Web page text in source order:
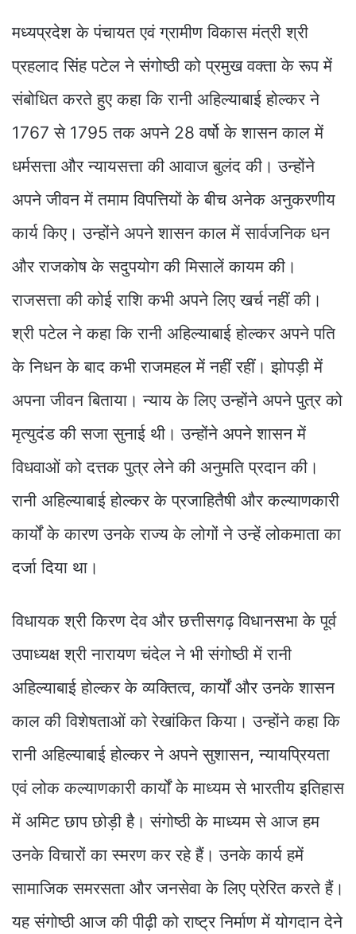
मध्यप्रदेश के पंचायत एवं ग्रामीण विकास मंत्री श्री
प्रहलाद सिंह पटेल ने संगोष्ठी को प्रमुख वक्ता के रूप में
संबोधित करते हुए कहा कि रानी अहिल्याबाई होल्कर ने
1767 से 1795 तक अपने 28 वर्षो के शासन काल में
धर्मसत्ता और न्यायसत्ता की आवाज बुलंद की। उन्होंने
अपने जीवन में तमाम विपत्तियों के बीच अनेक अनुकरणीय
कार्य किए। उन्होंने अपने शासन काल में सार्वजनिक धन
और राजकोष के सदुपयोग की मिसालें कायम की।
राजसत्ता की कोई राशि कभी अपने लिए खर्च नहीं की।
श्री पटेल ने कहा कि रानी अहिल्याबाई होल्कर अपने पति
के निधन के बाद कभी राजमहल में नहीं रहीं। झोपड़ी में
अपना जीवन बिताया। न्याय के लिए उन्होंने अपने पुत्र को
मृत्युदंड की सजा सुनाई थी। उन्होंने अपने शासन में
विधवाओं को दत्तक पुत्र लेने की अनुमति प्रदान की।
रानी अहिल्याबाई होल्कर के प्रजाहितैषी और कल्याणकारी
कार्यों के कारण उनके राज्य के लोगों ने उन्हें लोकमाता का
दर्जा दिया था।
विधायक श्री किरण देव और छत्तीसगढ़ विधानसभा के पूर्व
उपाध्यक्ष श्री नारायण चंदेल ने भी संगोष्ठी में रानी
अहिल्याबाई होल्कर के व्यक्तित्व, कार्यों और उनके शासन
काल की विशेषताओं को रेखांकित किया। उन्होंने कहा कि
रानी अहिल्याबाई होल्कर ने अपने सुशासन, न्यायप्रियता
एवं लोक कल्याणकारी कार्यों के माध्यम से भारतीय इतिहास
में अमिट छाप छोड़ी है। संगोष्ठी के माध्यम से आज हम
उनके विचारों का स्मरण कर रहे हैं। उनके कार्य हमें
सामाजिक समरसता और जनसेवा के लिए प्रेरित करते हैं।
यह संगोष्ठी आज की पीढ़ी को राष्ट्र निर्माण में योगदान देने